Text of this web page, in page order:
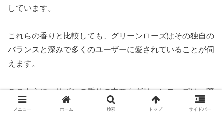
しています。
これらの香りと比較しても、グリーンローズはその独自の
バランスと深みで多くのユーザーに愛されていることが伺
えます。
このように、サボンの香りの中でもグリーンローズは一際
目立つ存在であり、特定の年代や性別を問わず、幅広い層
メニュー ホーム 検索 トップ サイドバー